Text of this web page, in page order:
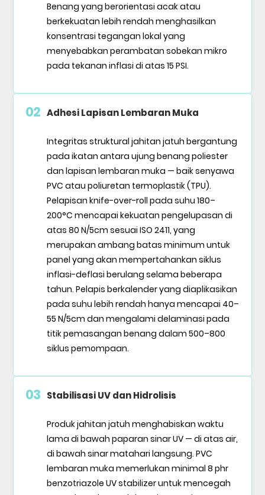
Benang yang berorientasi acak atau
berkekuatan lebih rendah menghasilkan
konsentrasi tegangan lokal yang
menyebabkan perambatan sobekan mikro
pada tekanan inflasi di atas 15 PSI.
02 Adhesi Lapisan Lembaran Muka
Integritas struktural jahitan jatuh bergantung
pada ikatan antara ujung benang poliester
dan lapisan lembaran muka — baik senyawa
PVC atau poliuretan termoplastik (TPU).
Pelapisan knife-over-roll pada suhu 180–
200°C mencapai kekuatan pengelupasan di
atas 80 N/5cm sesuai ISO 2411, yang
merupakan ambang batas minimum untuk
panel yang akan mempertahankan siklus
inflasi-deflasi berulang selama beberapa
tahun. Pelapis berkalender yang diaplikasikan
pada suhu lebih rendah hanya mencapai 40–
55 N/5cm dan mengalami delaminasi pada
titik pemasangan benang dalam 500–800
siklus pemompaan.
03 Stabilisasi UV dan Hidrolisis
Produk jahitan jatuh menghabiskan waktu
lama di bawah paparan sinar UV — di atas air,
di bawah sinar matahari langsung. PVC
lembaran muka memerlukan minimal 8 phr
benzotriazole UV stabilizer untuk mencegah